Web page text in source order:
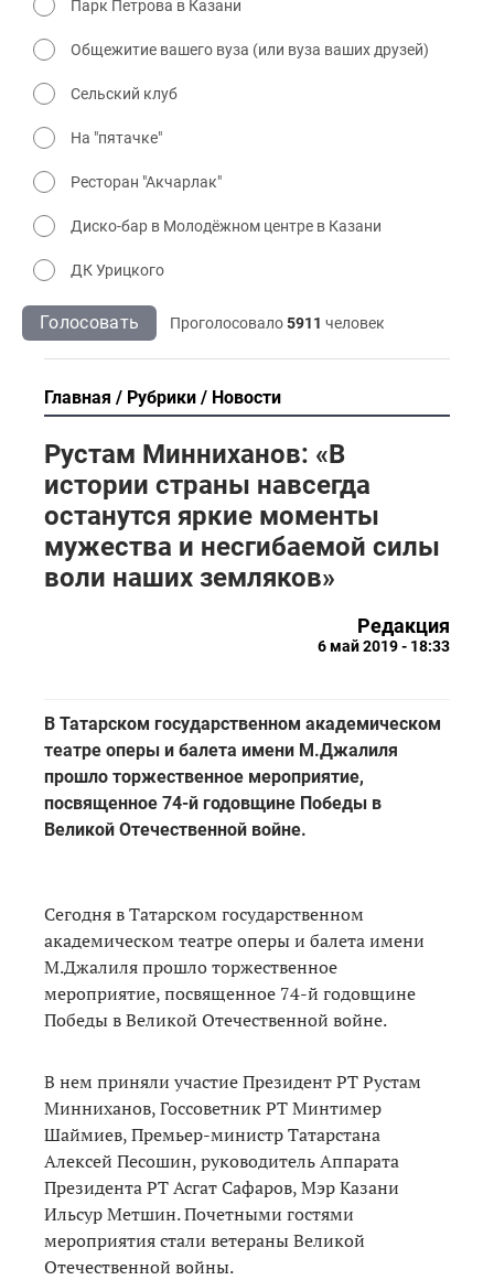
Парк Петрова в Казани
Общежитие вашего вуза (или вуза ваших друзей)
Сельский клуб
На "пятачке"
Ресторан "Акчарлак"
Диско-бар в Молодёжном центре в Казани
ДК Урицкого
Голосовать Проголосовало5911 человек
Главная Рубрики Новости
Рустам Минниханов: «В
истории страны навсегда
останутся яркие моменты
мужества и несгибаемой силы
воли наших земляков»
Редакция
6 май 2019 - 18:33
В Татарском государственном академическом
театре оперы и балета имени М.Джалиля
прошло торжественное мероприятие,
посвященное 74-й годовщине Победы в
Великой Отечественной войне.
Сегодня в Татарском государственном
академическом театре оперы и балета имени
М.Джалиля прошло торжественное
мероприятие, посвященное 74-й годовщине
Победы в Великой Отечественной войне.
В нем приняли участие Президент РТ Рустам
Минниханов, Госсоветник РТ Минтимер
Шаймиев, Премьер-министр Татарстана
Алексей Песошин, руководитель Аппарата
Президента РТ Асгат Сафаров, Мэр Казани
Ильсур Метшин. Почетными гостями
мероприятия стали ветераны Великой
Отечественной войны.